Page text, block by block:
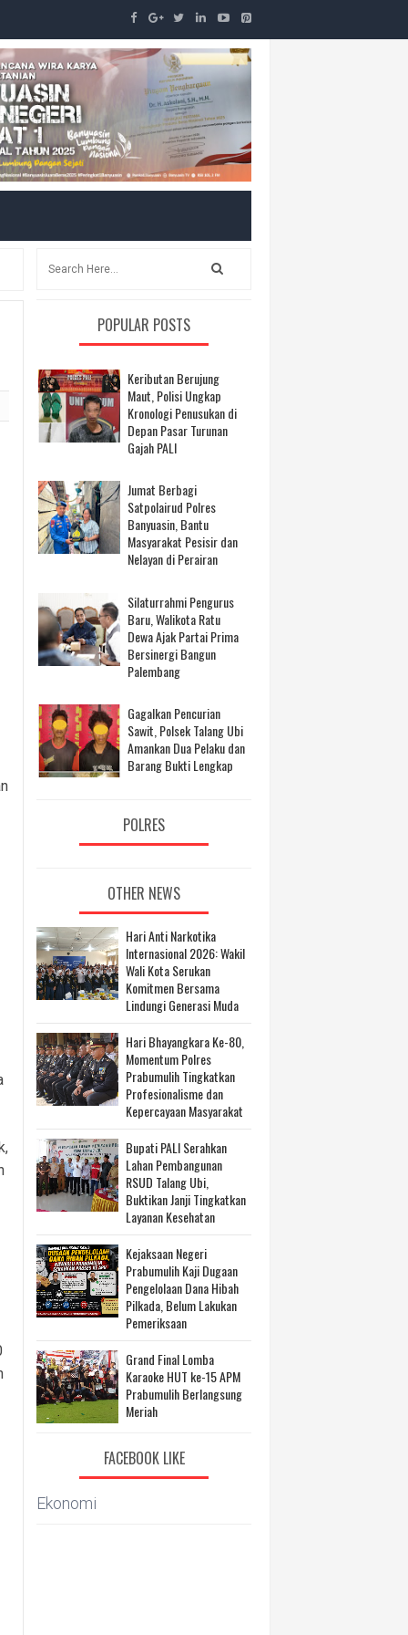
POPULAR POSTS
Keributan Berujung
Maut, Polisi Ungkap
Kronologi Penusukan di
Depan Pasar Turunan
Gajah PALI
Jumat Berbagi
Satpolairud Polres
Banyuasin, Bantu
Masyarakat Pesisir dan
Nelayan di Perairan
Silaturrahmi Pengurus
Baru, Walikota Ratu
Dewa Ajak Partai Prima
Bersinergi Bangun
Palembang
Gagalkan Pencurian
Sawit, Polsek Talang Ubi
Amankan Dua Pelaku dan
Barang Bukti Lengkap
POLRES
OTHER NEWS
Hari Anti Narkotika
Internasional 2026: Wakil
Wali Kota Serukan
Komitmen Bersama
Lindungi Generasi Muda
Hari Bhayangkara Ke-80,
Momentum Polres
Prabumulih Tingkatkan
Profesionalisme dan
Kepercayaan Masyarakat
Bupati PALI Serahkan
Lahan Pembangunan
RSUD Talang Ubi,
Buktikan Janji Tingkatkan
Layanan Kesehatan
Kejaksaan Negeri
Prabumulih Kaji Dugaan
Pengelolaan Dana Hibah
Pilkada, Belum Lakukan
Pemeriksaan
Grand Final Lomba
Karaoke HUT ke-15 APM
Prabumulih Berlangsung
Meriah
FACEBOOK LIKE
Ekonomi